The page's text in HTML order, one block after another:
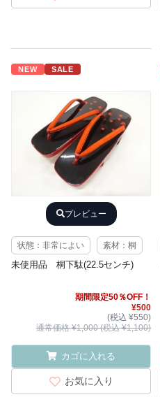
NEW SALE
プレビュー
状態：非常によい 素材：桐
未使用品 桐下駄(22.5センチ)
期間限定50％OFF！
¥500
(税込 ¥550)
通常価格 ¥1,000 (税込 ¥1,100)
カゴに入れる
お気に入り